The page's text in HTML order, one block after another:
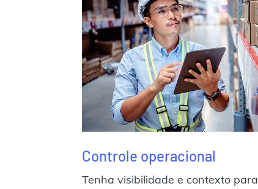
Controle operacional
Tenha visibilidade e contexto para